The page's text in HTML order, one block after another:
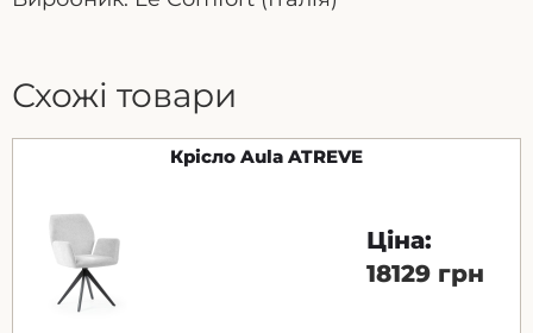
Схожі товари
Крісло Aula ATREVE
Ціна:
18129 грн